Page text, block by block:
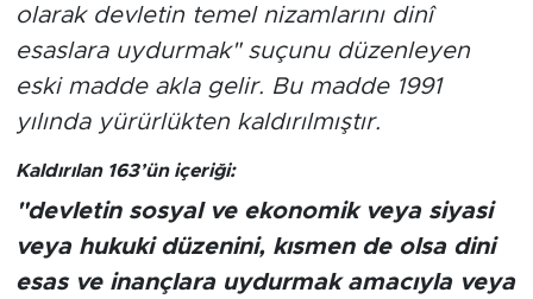
olarak devletin temel nizamlarını dinî
esaslara uydurmak"suçunu düzenleyen
eski madde akla gelir. Bu madde 1991
yılında yürürlükten kaldırılmıştır.
Kaldırılan 163’ün içeriği:
"devletin sosyal ve ekonomik veya siyasi
veya hukuki düzenini, kısmen de olsa dini
esas ve inançlara uydurmak amacıyla veya